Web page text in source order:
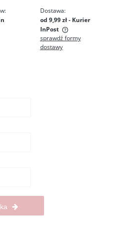
Dostawa:
od 9,99 zł- Kurier
InPost
kosztów płatności
sprawdź formy
dostawy